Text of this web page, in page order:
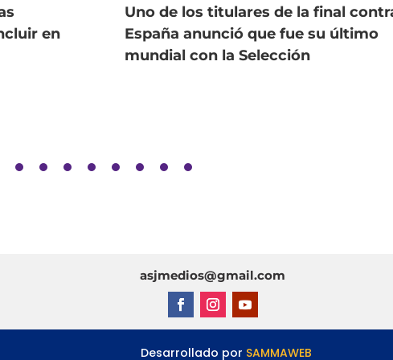
en
Uno de los titulares de la final
España anunció que fue su último
mundial con la Selección
asjmedios@gmail.com
Desarrollado por SAMMAWEB